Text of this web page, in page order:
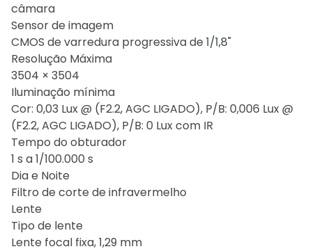
câmara
Sensor de imagem
CMOS de varredura progressiva de 1/1,8"
Resolução Máxima
3504 × 3504
Iluminação mínima
Cor: 0,03 Lux @ (F2.2, AGC LIGADO), P/B: 0,006 Lux @
(F2.2, AGC LIGADO), P/B: 0 Lux com IR
Tempo do obturador
1 s a 1/100.000 s
Dia e Noite
Filtro de corte de infravermelho
Lente
Tipo de lente
Lente focal fixa, 1,29 mm